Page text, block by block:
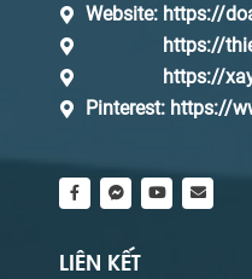
Website: https://
https://
https://
Pinterest: https://
LIÊN KẾT